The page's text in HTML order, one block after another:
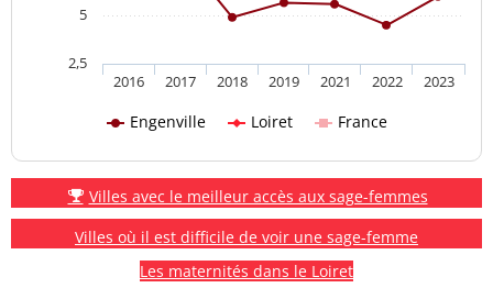
Engenville Loiret France
2016 2017 2018 2019 2021 2022 2023
2,5
5
Villes avec le meilleur accès aux sage-femmes
Villes où il est difficile de voir une sage-femme
Les maternités dans le Loiret